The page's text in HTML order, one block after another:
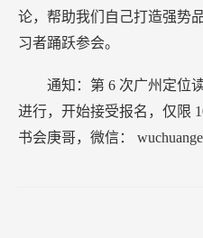
论，帮助我们自己打造强势
习者踊跃参会。
通知：第 6 次广州定位
进行，开始接受报名，仅限
书会庚哥，微信：